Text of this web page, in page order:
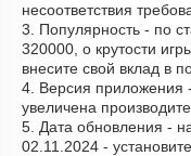
несоответствия
3. Популярность - по
320000, о крутости
внесите свой вклад в
4. Версия приложения
увеличена
5. Дата обновления -
02.11.2024 -